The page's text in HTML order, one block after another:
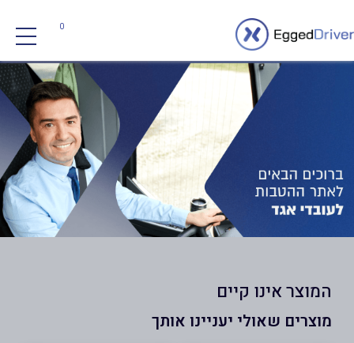
0
המוצר אינו קיים
מוצרים שאולי יעניינו אותך